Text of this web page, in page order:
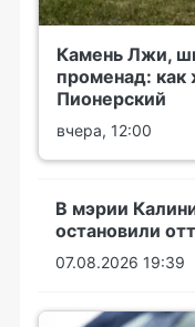
Камень Лжи,
променад: как
Пионерский
вчера, 12:00
В мэрии
остановили
07.08.2026 19:39